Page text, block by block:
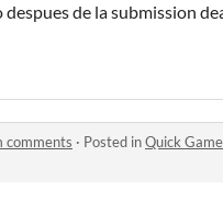
de la submission
comments · Posted inQuick